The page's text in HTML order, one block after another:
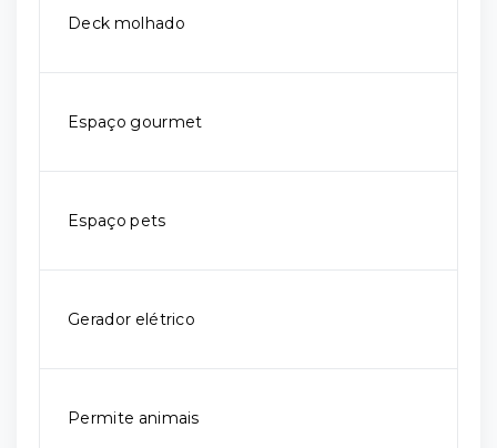
Deck molhado
Espaço gourmet
Espaço pets
Gerador elétrico
Permite animais